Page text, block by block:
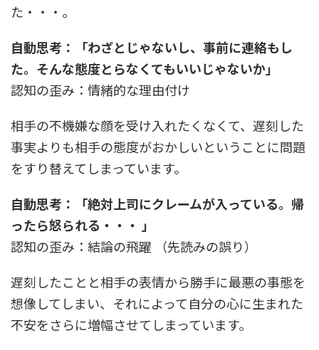
た・・・。
自動思考：「わざとじゃないし、事前に連絡もし
た。そんな態度とらなくてもいいじゃないか」
認知の歪み：情緒的な理由付け
相手の不機嫌な顔を受け入れたくなくて、遅刻した
事実よりも相手の態度がおかしいということに問題
をすり替えてしまっています。
自動思考：「絶対上司にクレームが入っている。帰
ったら怒られる・・・ 」
認知の歪み：結論の飛躍 （先読みの誤り）
遅刻したことと相手の表情から勝手に最悪の事態を
想像してしまい、それによって自分の心に生まれた
不安をさらに増幅させてしまっています。